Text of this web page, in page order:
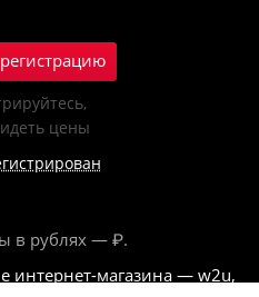
цены
в рублях — ₽.
интернет-магазина — w2u,